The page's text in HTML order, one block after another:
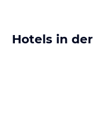
Hotels in